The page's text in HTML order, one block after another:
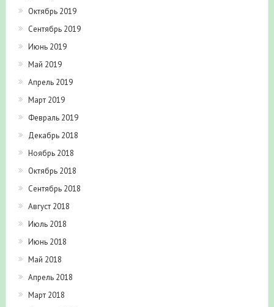
Октябрь 2019
Сентябрь 2019
Июнь 2019
Май 2019
Апрель 2019
Март 2019
Февраль 2019
Декабрь 2018
Ноябрь 2018
Октябрь 2018
Сентябрь 2018
Август 2018
Июль 2018
Июнь 2018
Май 2018
Апрель 2018
Март 2018